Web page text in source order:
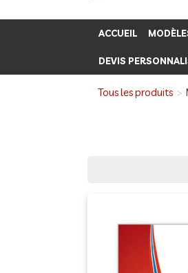
ACCUEIL
DEVIS
Tous les produits